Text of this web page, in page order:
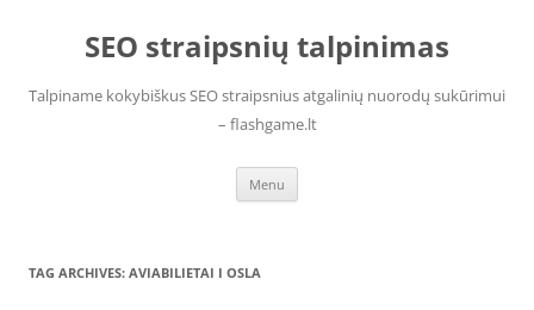
contentSEO straipsnių talpinimas
Talpiname kokybiškus SEO straipsnius atgalinių nuorodų sukūrimui
– flashgame.lt
Menu
TAG ARCHIVES: AVIABILIETAI I OSLA